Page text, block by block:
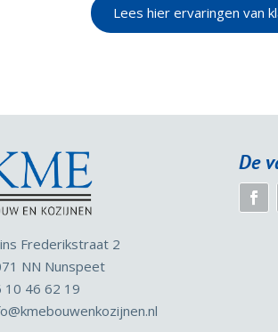
Lees hier ervaringen van
Frederikstraat 2
NN Nunspeet
10 46 62 19
@kmebouwenkozijnen.nl
De